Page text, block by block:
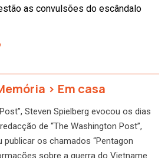
as convulsões do escândalo
> Em casa
Steven Spielberg evocou os dias
de “The Washington Post”,
publicar os chamados “Pentagon
sobre a guerra do Vietname